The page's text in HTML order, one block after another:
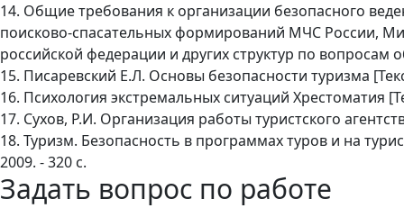
14. Общие требования к организации безопасного
поисково-спасательных формирований МЧС России,
российской федерации и других структур по вопросам
15. Писаревский Е.Л. Основы безопасности туризма
16. Психология экстремальных ситуаций Хрестоматия
17. Сухов, Р.И. Организация работы туристского
18. Туризм. Безопасность в программах туров и на
2009. - 320 с.
Задать вопрос по работе